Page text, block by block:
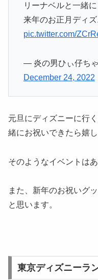
リーナベルと一緒に
来年のお正月ディ
pic.twitter.com/
— 炎の男ひぃ仔ち
December 24, 2022
元旦にディズニーに行
緒にお祝いできたら嬉し
そのようなイベントは
また、新年のお祝いグ
と思います。
東京ディズニーラ